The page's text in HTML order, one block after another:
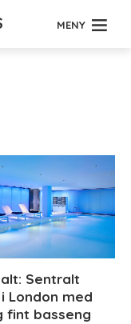
MENY
Sentralt
London med
fint basseng